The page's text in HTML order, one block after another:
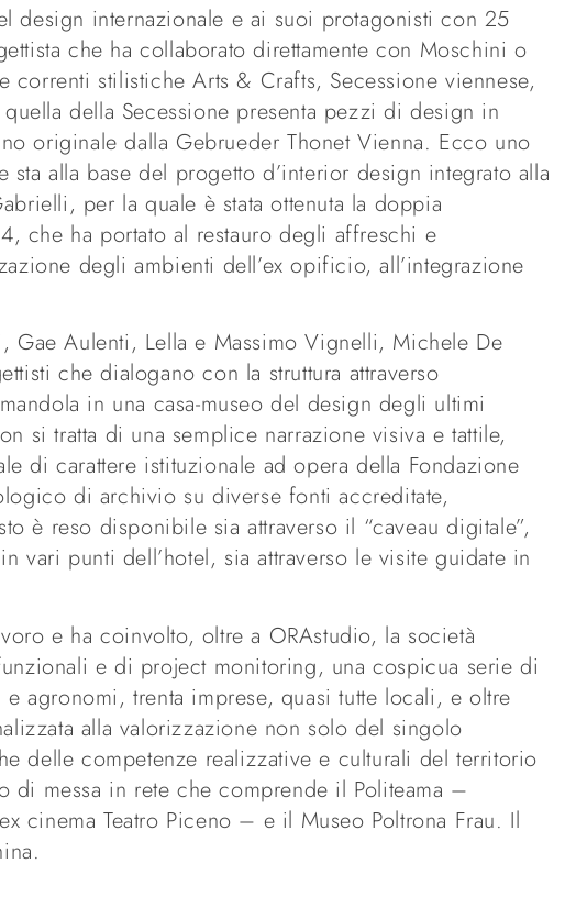
design internazionale e ai suoi protagonisti con 25
che ha collaborato direttamente con Moschini o
stilistiche Arts & Crafts, Secessione viennese,
della Secessione presenta pezzi di design in
originale dalla Gebrueder Thonet Vienna. Ecco uno
alla base del progetto d’interior design integrato alla
per la quale è stata ottenuta la doppia
che ha portato al restauro degli affreschi e
degli ambienti dell’ex opificio, all’integrazione
Aulenti, Lella e Massimo Vignelli, Michele De
che dialogano con la struttura attraverso
in una casa-museo del design degli ultimi
si tratta di una semplice narrazione visiva e tattile,
di carattere istituzionale ad opera della Fondazione
di archivio su diverse fonti accreditate,
è reso disponibile sia attraverso il “caveau digitale”,
punti dell’hotel, sia attraverso le visite guidate in
e ha coinvolto, oltre a ORAstudio, la società
e di project monitoring, una cospicua serie di
agronomi, trenta imprese, quasi tutte locali, e oltre
alla valorizzazione non solo del singolo
delle competenze realizzative e culturali del territorio
di messa in rete che comprende il Politeama –
cinema Teatro Piceno – e il Museo Poltrona Frau. Il